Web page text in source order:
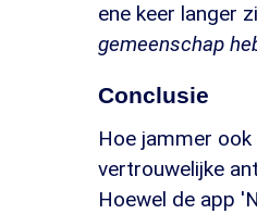
ene keer langer
gemeenschap
Conclusie
Hoe jammer
vertrouwelijke
Hoewel de app